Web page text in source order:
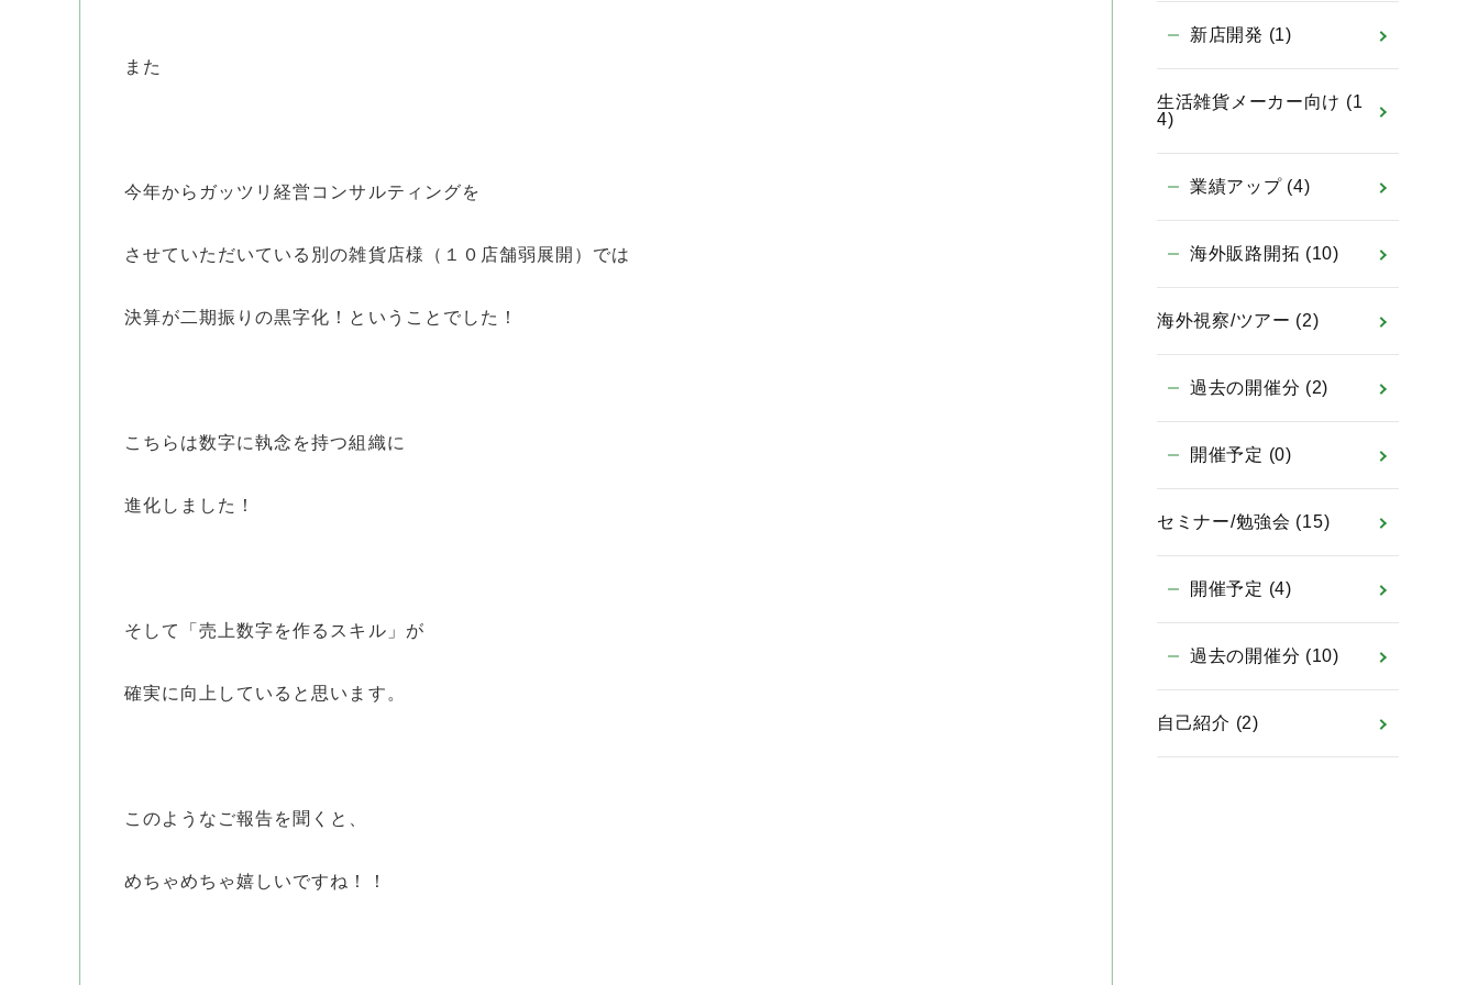
また
今年からガッツリ経営コンサルティングを
させていただいている別の雑貨店様（１０店舗弱展開）では
決算が二期振りの黒字化！ということでした！
こちらは数字に執念を持つ組織に
進化しました！
そして「売上数字を作るスキル」が
確実に向上していると思います。
このようなご報告を聞くと、
めちゃめちゃ嬉しいですね！！
新店開発 (1)
生活雑貨メーカー向け (1
4)
業績アップ (4)
海外販路開拓 (10)
海外視察/ツアー (2)
過去の開催分 (2)
開催予定 (0)
セミナー/勉強会 (15)
開催予定 (4)
過去の開催分 (10)
自己紹介 (2)